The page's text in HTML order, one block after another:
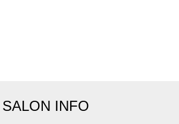
SALON INFO